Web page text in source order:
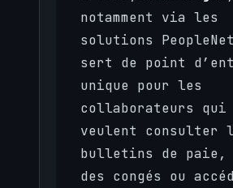
notamment via les
solutions
sert de point
unique pour les
collaborateurs qui
veulent consulter
bulletins de paie,
des congés ou